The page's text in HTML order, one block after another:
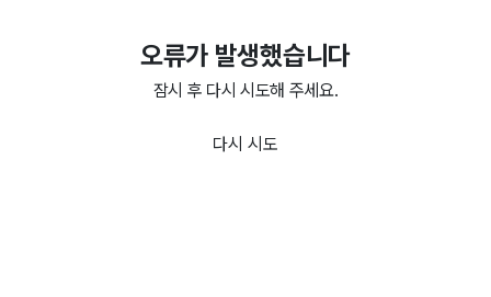
오류가 발생했습니다
잠시 후 다시 시도해 주세요.
다시 시도